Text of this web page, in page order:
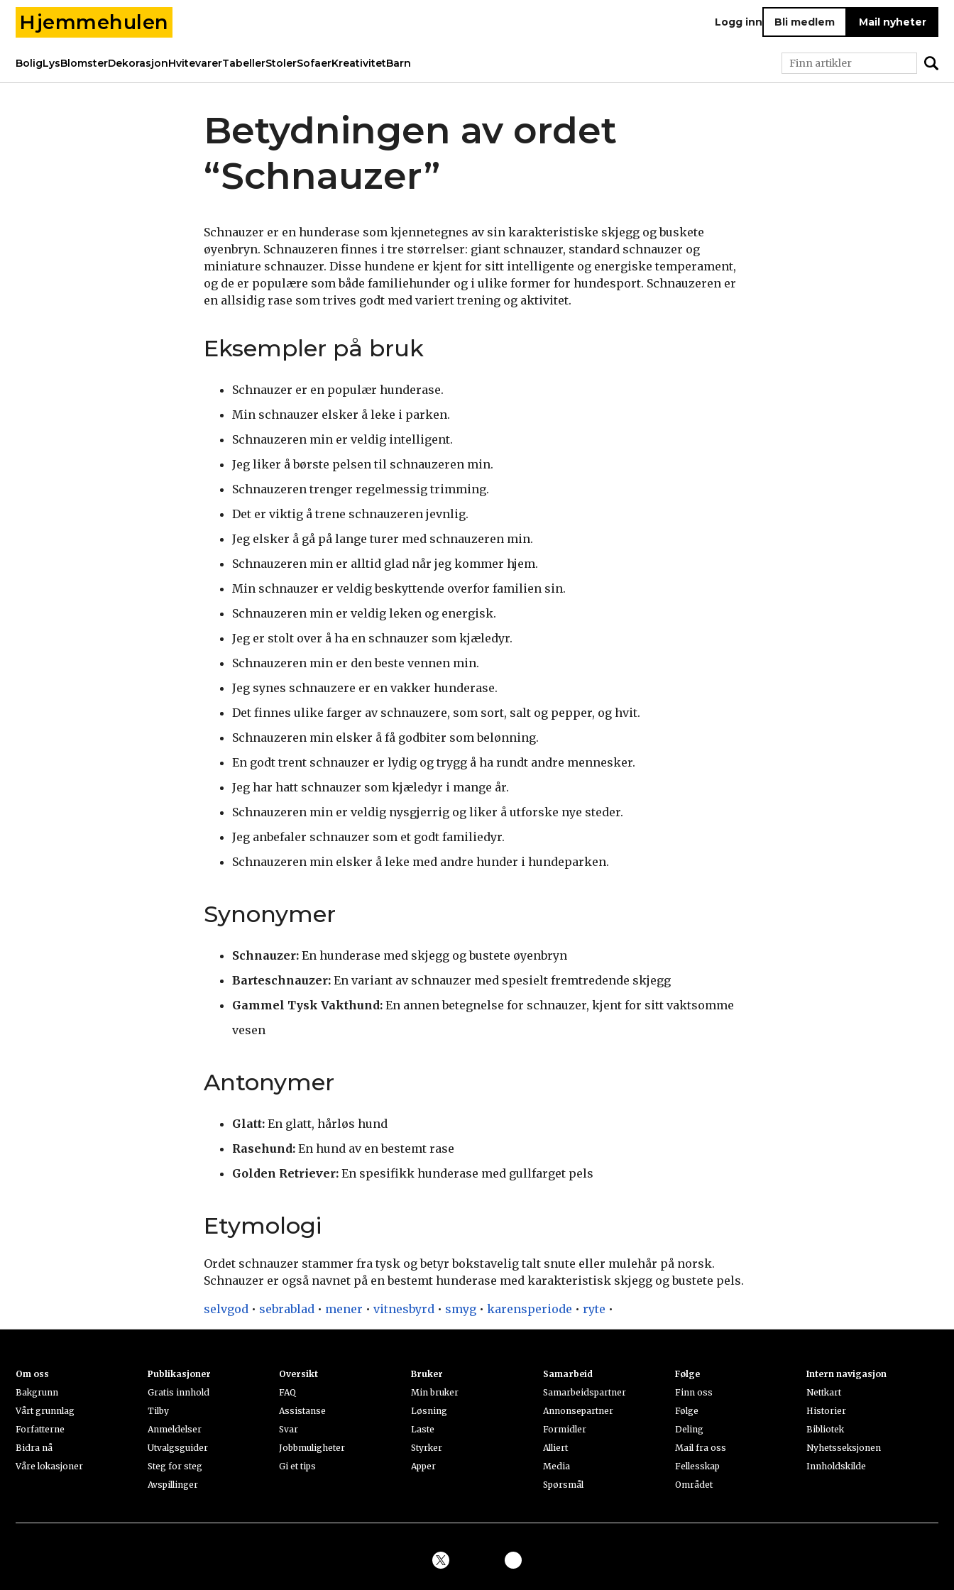
Hjemmehulen Logg inn Bli medlem Mail nyheter
BoligLysBlomsterDekorasjonHvitevarerTabellerStolerSofaerKreativitetBarn
Betydningen av ordet
“Schnauzer”
Schnauzer er en hunderase som kjennetegnes av sin karakteristiske skjegg og buskete
øyenbryn. Schnauzeren finnes i tre størrelser: giant schnauzer, standard schnauzer og
miniature schnauzer. Disse hundene er kjent for sitt intelligente og energiske temperament,
og de er populære som både familiehunder og i ulike former for hundesport. Schnauzeren er
en allsidig rase som trives godt med variert trening og aktivitet.
Eksempler på bruk
Schnauzer er en populær hunderase.
Min schnauzer elsker å leke i parken.
Schnauzeren min er veldig intelligent.
Jeg liker å børste pelsen til schnauzeren min.
Schnauzeren trenger regelmessig trimming.
Det er viktig å trene schnauzeren jevnlig.
Jeg elsker å gå på lange turer med schnauzeren min.
Schnauzeren min er alltid glad når jeg kommer hjem.
Min schnauzer er veldig beskyttende overfor familien sin.
Schnauzeren min er veldig leken og energisk.
Jeg er stolt over å ha en schnauzer som kjæledyr.
Schnauzeren min er den beste vennen min.
Jeg synes schnauzere er en vakker hunderase.
Det finnes ulike farger av schnauzere, som sort, salt og pepper, og hvit.
Schnauzeren min elsker å få godbiter som belønning.
En godt trent schnauzer er lydig og trygg å ha rundt andre mennesker.
Jeg har hatt schnauzer som kjæledyr i mange år.
Schnauzeren min er veldig nysgjerrig og liker å utforske nye steder.
Jeg anbefaler schnauzer som et godt familiedyr.
Schnauzeren min elsker å leke med andre hunder i hundeparken.
Synonymer
Schnauzer: En hunderase med skjegg og bustete øyenbryn
Barteschnauzer: En variant av schnauzer med spesielt fremtredende skjegg
Gammel Tysk Vakthund: En annen betegnelse for schnauzer, kjent for sitt vaktsomme
vesen
Antonymer
Glatt: En glatt, hårløs hund
Rasehund: En hund av en bestemt rase
Golden Retriever: En spesifikk hunderase med gullfarget pels
Etymologi
Ordet schnauzer stammer fra tysk og betyr bokstavelig talt snute eller mulehår på norsk.
Schnauzer er også navnet på en bestemt hunderase med karakteristisk skjegg og bustete pels.
selvgod • sebrablad • mener • vitnesbyrd • smyg • karensperiode • ryte •
Om oss
Bakgrunn
Vårt grunnlag
Forfatterne
Bidra nå
Våre lokasjoner
Publikasjoner
Gratis innhold
Tilby
Anmeldelser
Utvalgsguider
Steg for steg
Avspillinger
Oversikt
FAQ
Assistanse
Svar
Jobbmuligheter
Gi et tips
Bruker
Min bruker
Løsning
Laste
Styrker
Apper
Samarbeid
Samarbeidspartner
Annonsepartner
Formidler
Alliert
Media
Spørsmål
Følge
Finn oss
Følge
Deling
Mail fra oss
Fellesskap
Området
Intern navigasjon
Nettkart
Historier
Bibliotek
Nyhetsseksjonen
Innholdskilde